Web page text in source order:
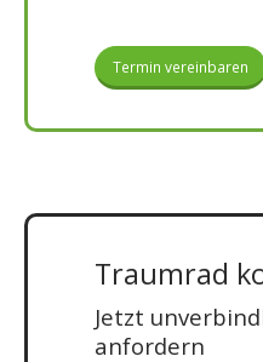
Termin vereinbaren
Traumrad
Jetzt
anfordern